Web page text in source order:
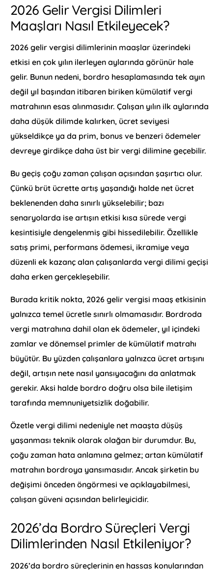
2026 Gelir Vergisi Dilimleri
Maaşları Nasıl Etkileyecek?
2026 gelir vergisi dilimlerinin maaşlar üzerindeki
etkisi en çok yılın ilerleyen aylarında görünür hale
gelir. Bunun nedeni, bordro hesaplamasında tek ayın
değil yıl başından itibaren biriken kümülatif vergi
matrahının esas alınmasıdır. Çalışan yılın ilk aylarında
daha düşük dilimde kalırken, ücret seviyesi
yükseldikçe ya da prim, bonus ve benzeri ödemeler
devreye girdikçe daha üst bir vergi dilimine geçebilir.
Bu geçiş çoğu zaman çalışan açısından şaşırtıcı olur.
Çünkü brüt ücrette artış yaşandığı halde net ücret
beklenenden daha sınırlı yükselebilir; bazı
senaryolarda ise artışın etkisi kısa sürede vergi
kesintisiyle dengelenmiş gibi hissedilebilir. Özellikle
satış primi, performans ödemesi, ikramiye veya
düzenli ek kazanç alan çalışanlarda vergi dilimi geçişi
daha erken gerçekleşebilir.
Burada kritik nokta, 2026 gelir vergisi maaş etkisinin
yalnızca temel ücretle sınırlı olmamasıdır. Bordroda
vergi matrahına dahil olan ek ödemeler, yıl içindeki
zamlar ve dönemsel primler de kümülatif matrahı
büyütür. Bu yüzden çalışanlara yalnızca ücret artışını
değil, artışın nete nasıl yansıyacağını da anlatmak
gerekir. Aksi halde bordro doğru olsa bile iletişim
tarafında memnuniyetsizlik doğabilir.
Özetle vergi dilimi nedeniyle net maaşta düşüş
yaşanması teknik olarak olağan bir durumdur. Bu,
çoğu zaman hata anlamına gelmez; artan kümülatif
matrahın bordroya yansımasıdır. Ancak şirketin bu
değişimi önceden öngörmesi ve açıklayabilmesi,
çalışan güveni açısından belirleyicidir.
2026’da Bordro Süreçleri Vergi
Dilimlerinden Nasıl Etkileniyor?
2026’da bordro süreçlerinin en hassas konularından